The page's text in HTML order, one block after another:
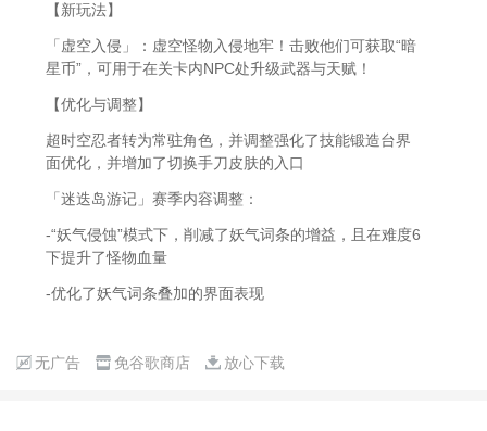
【新玩法】
「虚空入侵」：虚空怪物入侵地牢！击败他们可获取“暗
星币”，可用于在关卡内NPC处升级武器与天赋！
【优化与调整】
超时空忍者转为常驻角色，并调整强化了技能锻造台界
面优化，并增加了切换手刀皮肤的入口
「迷迭岛游记」赛季内容调整：
-“妖气侵蚀”模式下，削减了妖气词条的增益，且在难度6
下提升了怪物血量
-优化了妖气词条叠加的界面表现
无广告 免谷歌商店 放心下载